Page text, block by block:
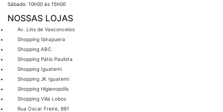
Sábado: 10h00 às 15h00
NOSSAS LOJAS
Av. Lins de Vasconcelos
Shopping Ibirapuera
Shopping ABC
Shopping Pátio Paulista
Shopping Iguatemi
Shopping JK Iguatemi
Shopping Higienopólis
Shopping Villa Lobos
Rua Oscar Freire, 861